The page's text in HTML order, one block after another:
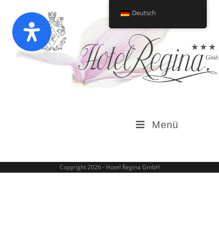
Menü
Copyright 2026 - Hotel Regina GmbH
Deutsch